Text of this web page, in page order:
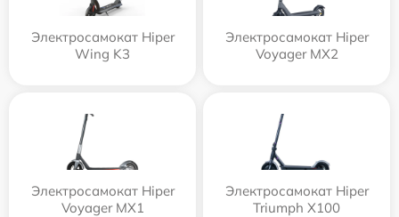
Электросамокат Hiper
Wing K3
Электросамокат Hiper
Voyager MX2
Электросамокат Hiper
Voyager MX1
Электросамокат Hiper
Triumph X100